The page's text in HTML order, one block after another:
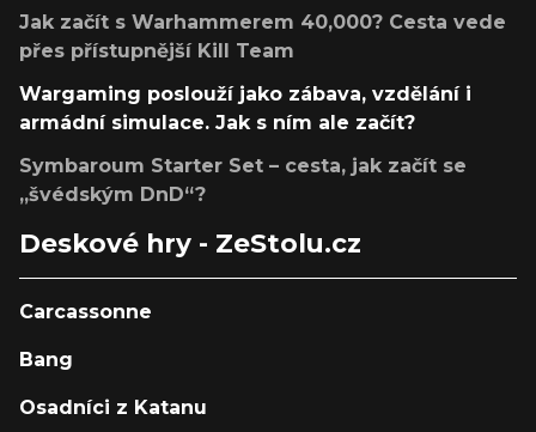
Jak začít s Warhammerem 40,000? Cesta vede
přes přístupnější Kill Team
Wargaming poslouží jako zábava, vzdělání i
armádní simulace. Jak s ním ale začít?
Symbaroum Starter Set – cesta, jak začít se
„švédským DnD“?
Deskové hry - ZeStolu.cz
Carcassonne
Bang
Osadníci z Katanu